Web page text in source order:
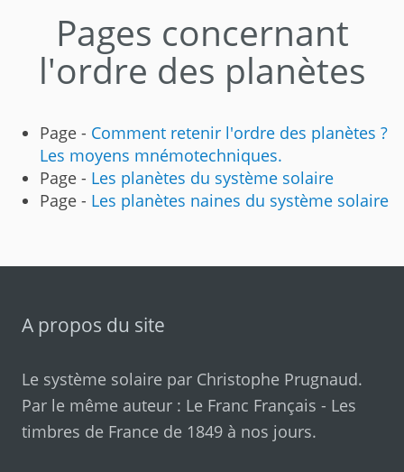
Pages concernant
l'ordre des planètes
Page - Comment retenir l'ordre des planètes ?
Les moyens mnémotechniques.
Page - Les planètes du système solaire
Page - Les planètes naines du système solaire
A propos du site
Le système solaire par Christophe Prugnaud.
Par le même auteur : Le Franc Français - Les
timbres de France de 1849 à nos jours.